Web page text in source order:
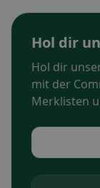
Hol dir
Hol dir
mit der
Merklisten